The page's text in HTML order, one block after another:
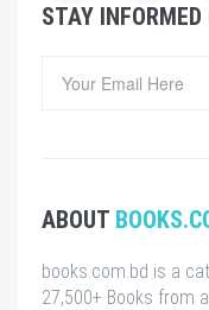
STAY
ABOUT
books.com.bd is a
27,500+ Books from